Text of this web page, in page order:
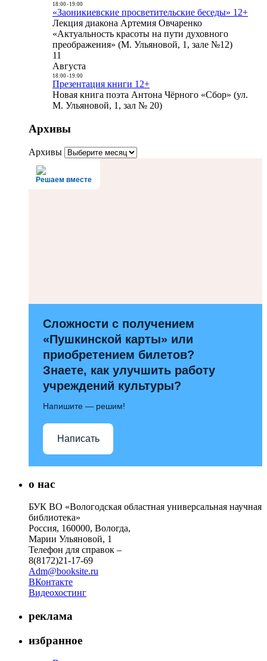
18:00- 19:00
«Заоникиевские просветительские беседы» 12+
Лекция диакона Артемия Овчаренко
«Актуальность красоты на пути духовного
преображения» (М. Ульяновой, 1, зале №12)
11
Августа
18:00- 19:00
Презентация книги 12+
Новая книга поэта Антона Чёрного «Сбор» (ул.
М. Ульяновой, 1, зал № 20)
Архивы
Архивы
Решаем вместе
Сложности с получением
«Пушкинской карты» или
приобретением билетов?
Знаете, как улучшить работу
учреждений культуры?
Напишите — решим!
Написать
о нас
БУК ВО «Вологодская областная универсальная научная
библиотека»
Россия, 160000, Вологда,
Марии Ульяновой, 1
Телефон для справок –
8(8172)21-17-69
Adm@booksite.ru
ВКонтакте
Видеохостинг
реклама
избранное